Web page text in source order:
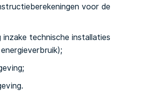
voor de
inzake technische installaties